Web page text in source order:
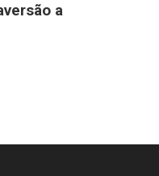
a